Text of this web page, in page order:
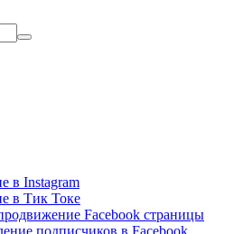
в Instagram
в Тик Токе
Facebook страницы
подписчиков в Facebook